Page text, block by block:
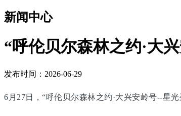
新闻中心
“呼伦贝尔森林之约·大
发布时间：2026-06-29
6月27日，“呼伦贝尔森林之约·大兴安岭号--星光